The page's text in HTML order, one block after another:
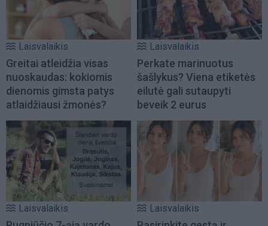
Laisvalaikis
Greitai atleidžia visas
nuoskaudas: kokiomis
dienomis gimsta patys
atlaidžiausi žmonės?
Laisvalaikis
Perkate marinuotus
šašlykus? Viena etiketės
eilutė gali sutaupyti
beveik 2 eurus
Laisvalaikis Laisvalaikis